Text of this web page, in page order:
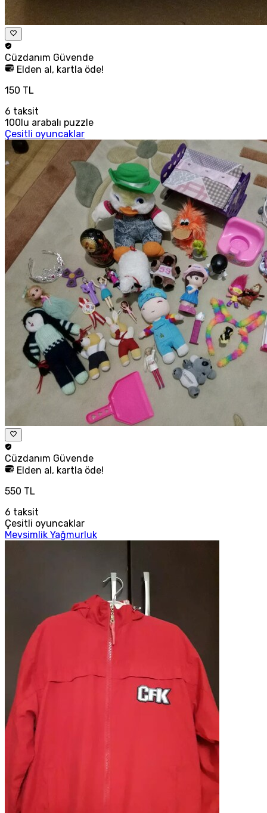
Cüzdanım Güvende
Elden al, kartla öde!
150 TL
6 taksit
100lu arabalı puzzle
Çesitli oyuncaklar
Cüzdanım Güvende
Elden al, kartla öde!
550 TL
6 taksit
Çesitli oyuncaklar
Mevsimlik Yağmurluk